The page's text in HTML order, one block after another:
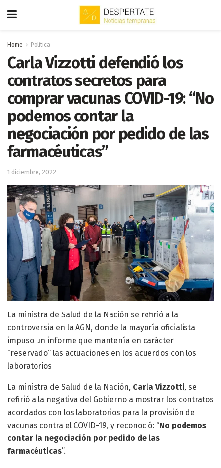
Home Politica
Carla Vizzotti defendió los
contratos secretos para
comprar vacunas COVID-19: “No
podemos contar la
negociación por pedido de las
farmacéuticas”
1 diciembre, 2022
La ministra de Salud de la Nación se refirió a la
controversia en la AGN, donde la mayoría oficialista
impuso un informe que mantenía en carácter
“reservado” las actuaciones en los acuerdos con los
laboratorios
La ministra de Salud de la Nación, Carla Vizzotti, se
refirió a la negativa del Gobierno a mostrar los contratos
acordados con los laboratorios para la provisión de
vacunas contra el COVID-19, y reconoció: “No podemos
contar la negociación por pedido de las
farmacéuticas”.